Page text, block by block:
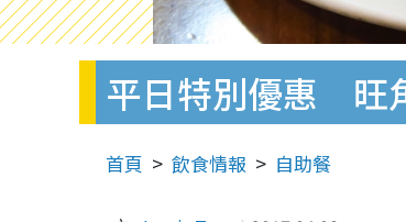
平日特別優惠 旺
首頁 飲食情報 自助餐